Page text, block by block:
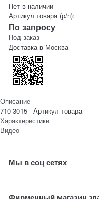
Нет в наличии
Артикул товара (p/n):
По запросу
Под заказ
Доставка в Москва
Описание
710-3015 - Артикул товара
Характеристики
Видео
Мы в соц сетях